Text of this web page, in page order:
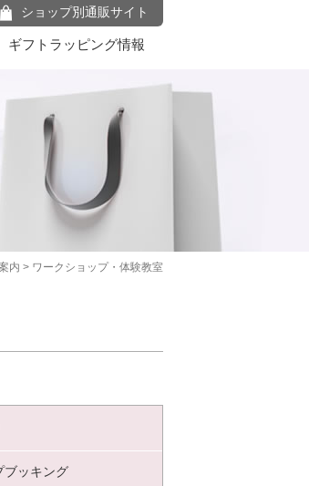
ショップ別通販サイト
ギフトラッピング情報
内 > ワークショップ・体験教室
ブッキング